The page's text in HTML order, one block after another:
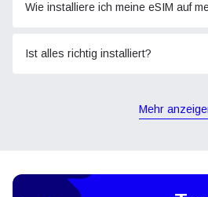
Wie installiere ich meine eSIM auf
Ist alles richtig installiert?
Mehr